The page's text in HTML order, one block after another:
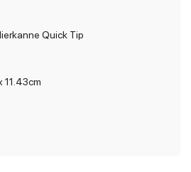
Quick Tip
11.43cm